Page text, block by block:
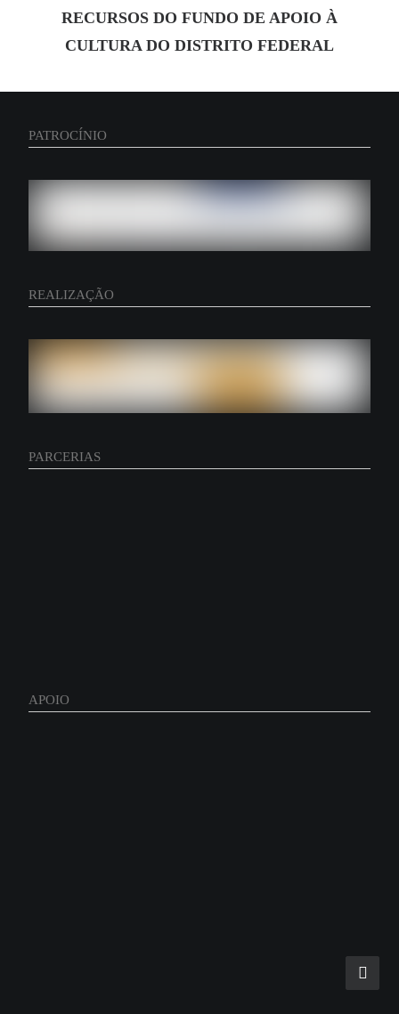
RECURSOS DO FUNDO DE APOIO À
CULTURA DO DISTRITO FEDERAL
PATROCÍNIO
REALIZAÇÃO
PARCERIAS
APOIO